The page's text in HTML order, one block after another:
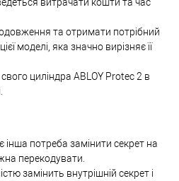
та отримати потрібний
моделі, яка значно вирізняє її
циліндра ABLOY Protec 2 в
інша потреба замінити секрет на
перекодувати.
замінить внутрішній секрет і